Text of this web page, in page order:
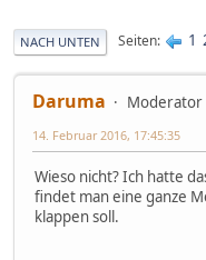
NACH UNTEN Seiten 1
Daruma
Moderator
14. Februar 2016, 17:45:35
Wieso nicht? Ich hatte
findet man eine ganze
klappen soll.